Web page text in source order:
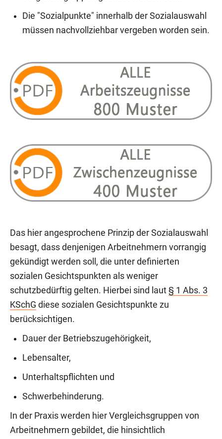
Die "Sozialpunkte" innerhalb der Sozialauswahl
müssen nachvollziehbar vergeben worden sein.
Das hier angesprochene Prinzip der Sozialauswahl
besagt, dass denjenigen Arbeitnehmern vorrangig
gekündigt werden soll, die unter definierten
sozialen Gesichtspunkten als weniger
schutzbedürftig gelten. Hierbei sind laut § 1 Abs. 3
KSchG diese sozialen Gesichtspunkte zu
berücksichtigen.
Dauer der Betriebszugehörigkeit,
Lebensalter,
Unterhaltspflichten und
Schwerbehinderung.
In der Praxis werden hier Vergleichsgruppen von
Arbeitnehmern gebildet, die hinsichtlich